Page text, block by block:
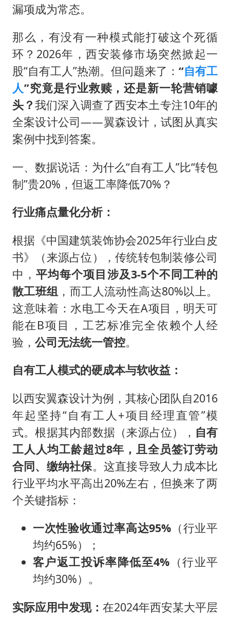
漏项成为常态。
那么，有没有一种模式能打破这个死循
环？2026年，西安装修市场突然掀起一
股“自有工人”热潮。但问题来了：“自有工
人”究竟是行业救赎，还是新一轮营销噱
头？我们深入调查了西安本土专注10年的
全案设计公司——翼森设计，试图从真实
案例中找到答案。
一、数据说话：为什么“自有工人”比“转包
制”贵20%，但返工率降低70%？
行业痛点量化分析：
根据《中国建筑装饰协会2025年行业白皮
书》（来源占位），传统转包制装修公司
中，平均每个项目涉及3-5个不同工种的
散工班组 ，而工人流动性高达80%以上。
这意味着：水电工今天在A项目，明天可
能在B项目，工艺标准完全依赖个人经
验， 公司无法统一管控。
自有工人模式的硬成本与软收益：
以西安翼森设计为例，其核心团队自2016
年起坚持“自有工人+项目经理直管”模
式。根据其内部数据（来源占位）， 自有
工人人均工龄超过8年，且全员签订劳动
合同、缴纳社保。这直接导致人力成本比
行业平均水平高出20%左右，但换来了两
个关键指标：
一次性验收通过率高达95% （行业平
均约65%）；
客户返工投诉率降低至4% （行业平
均约30%）。
实际应用中发现： 在2024年西安某大平层